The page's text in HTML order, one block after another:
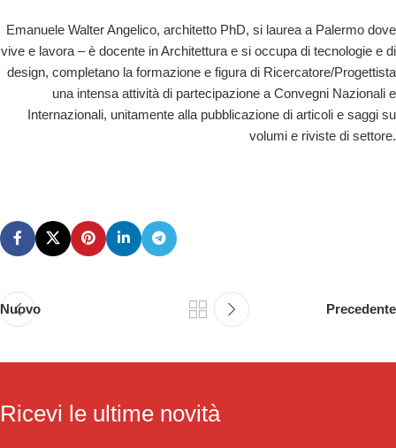
Emanuele Walter Angelico, architetto PhD, si laurea a Palermo dove
vive e lavora – è docente in Architettura e si occupa di tecnologie e di
design, completano la formazione e figura di Ricercatore/Progettista
una intensa attività di partecipazione a Convegni Nazionali e
Internazionali, unitamente alla pubblicazione di articoli e saggi su
volumi e riviste di settore.
Nuovo Precedente
Ricevi le ultime novità